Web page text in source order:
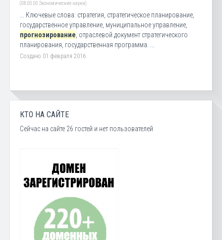
(08.00.00 Экономические науки)
... Ключевые слова: стратегия, стратегическое планирование,
государственное управление, муниципальное управление,
прогнозирование , отраслевой документ стратегического
планирования, государственная программа. ...
Создано 01 февраля 2016
КТО НА САЙТЕ
Сейчас на сайте 26 гостей и нет пользователей